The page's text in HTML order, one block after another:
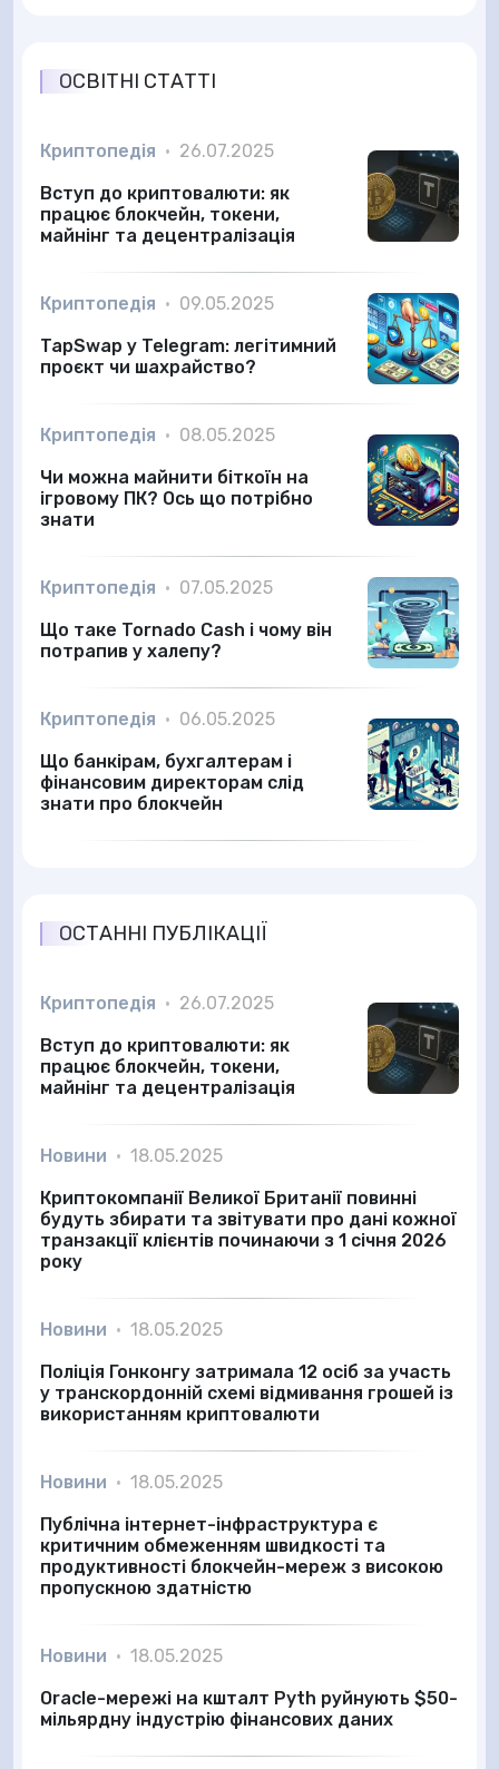
ОСВІТНІ СТАТТІ
Криптопедія • 26.07.2025
Вступ до криптовалюти: як
працює блокчейн, токени,
майнінг та децентралізація
Криптопедія • 09.05.2025
TapSwap у Telegram: легітимний
проєкт чи шахрайство?
Криптопедія • 08.05.2025
Чи можна майнити біткоїн на
ігровому ПК? Ось що потрібно
знати
Криптопедія • 07.05.2025
Що таке Tornado Cash і чому він
потрапив у халепу?
Криптопедія • 06.05.2025
Що банкірам, бухгалтерам і
фінансовим директорам слід
знати про блокчейн
ОСТАННІ ПУБЛІКАЦІЇ
Криптопедія • 26.07.2025
Вступ до криптовалюти: як
працює блокчейн, токени,
майнінг та децентралізація
Новини • 18.05.2025
Криптокомпанії Великої Британії повинні
будуть збирати та звітувати про дані кожної
транзакції клієнтів починаючи з 1 січня 2026
року
Новини • 18.05.2025
Поліція Гонконгу затримала 12 осіб за участь
у транскордонній схемі відмивання грошей із
використанням криптовалюти
Новини • 18.05.2025
Публічна інтернет-інфраструктура є
критичним обмеженням швидкості та
продуктивності блокчейн-мереж з високою
пропускною здатністю
Новини • 18.05.2025
Oracle-мережі на кшталт Pyth руйнують $50-
мільярдну індустрію фінансових даних